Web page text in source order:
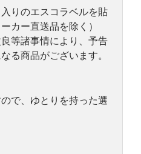
りのエスコラベルを貼
カー直送品を除く）
等諸事情により、予告
る商品がございます。
で、ゆとりを持った選